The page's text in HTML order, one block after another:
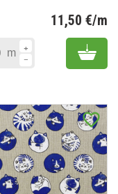
11,50 €/m
m Add
favorite_border